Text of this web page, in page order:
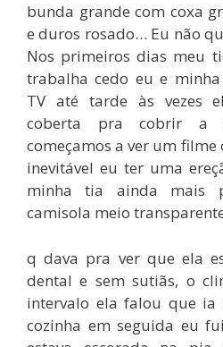
bunda grande com coxa
e duros rosado… Eu não
Nos primeiros dias meu
trabalha cedo eu e
TV até tarde às vezes
coberta pra cobrir a
começamos a ver um filme
inevitável eu ter uma
minha tia ainda mais
camisola meio
q dava pra ver que ela
dental e sem sutiãs, o
intervalo ela falou que
cozinha em seguida eu